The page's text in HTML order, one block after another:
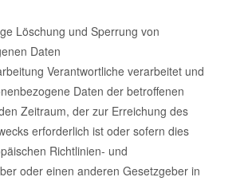
Löschung und Sperrung von
Daten
Verantwortliche verarbeitet und
Daten der betroffenen
Zeitraum, der zur Erreichung des
erforderlich ist oder sofern dies
Richtlinien- und
oder einen anderen Gesetzgeber in